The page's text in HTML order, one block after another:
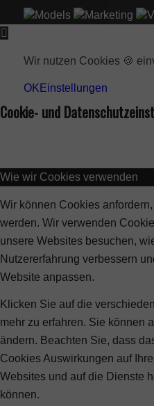
Models Marketing
Wir nutzen Cookies 🍪
OK Einstellungen
Cookie- und
Wie wir Cookies verwenden
Wir können Cookies
werden. Wir verwenden
unsere Websites besuchen,
Nutzererfahrung verbessern
Website anpassen.
Klicken Sie auf die
mehr zu erfahren. Sie können
ändern. Beachten Sie, dass
Cookies Auswirkungen auf
Websites und auf die Dienste
können.